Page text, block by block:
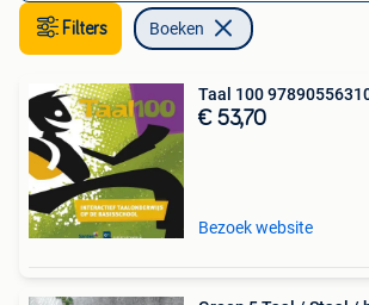
Filters Boeken
Taal 100
€ 53,70
Bezoek website